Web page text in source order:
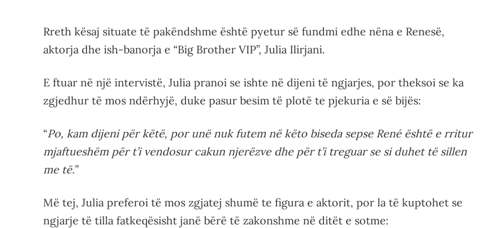
Rreth kësaj situate të pakëndshme është pyetur së fundmi edhe nëna e Renesë,
aktorja dhe ish-banorja e “Big Brother VIP”, Julia Ilirjani.
E ftuar në një intervistë, Julia pranoi se ishte në dijeni të ngjarjes, por theksoi se ka
zgjedhur të mos ndërhyjë, duke pasur besim të plotë te pjekuria e së bijës:
“Po, kam dijeni për këtë, por unë nuk futem në këto biseda sepse René është e rritur
mjaftueshëm për t’i vendosur cakun njerëzve dhe për t’i treguar se si duhet të sillen
me të.”
Më tej, Julia preferoi të mos zgjatej shumë te figura e aktorit, por la të kuptohet se
ngjarje të tilla fatkeqësisht janë bërë të zakonshme në ditët e sotme: